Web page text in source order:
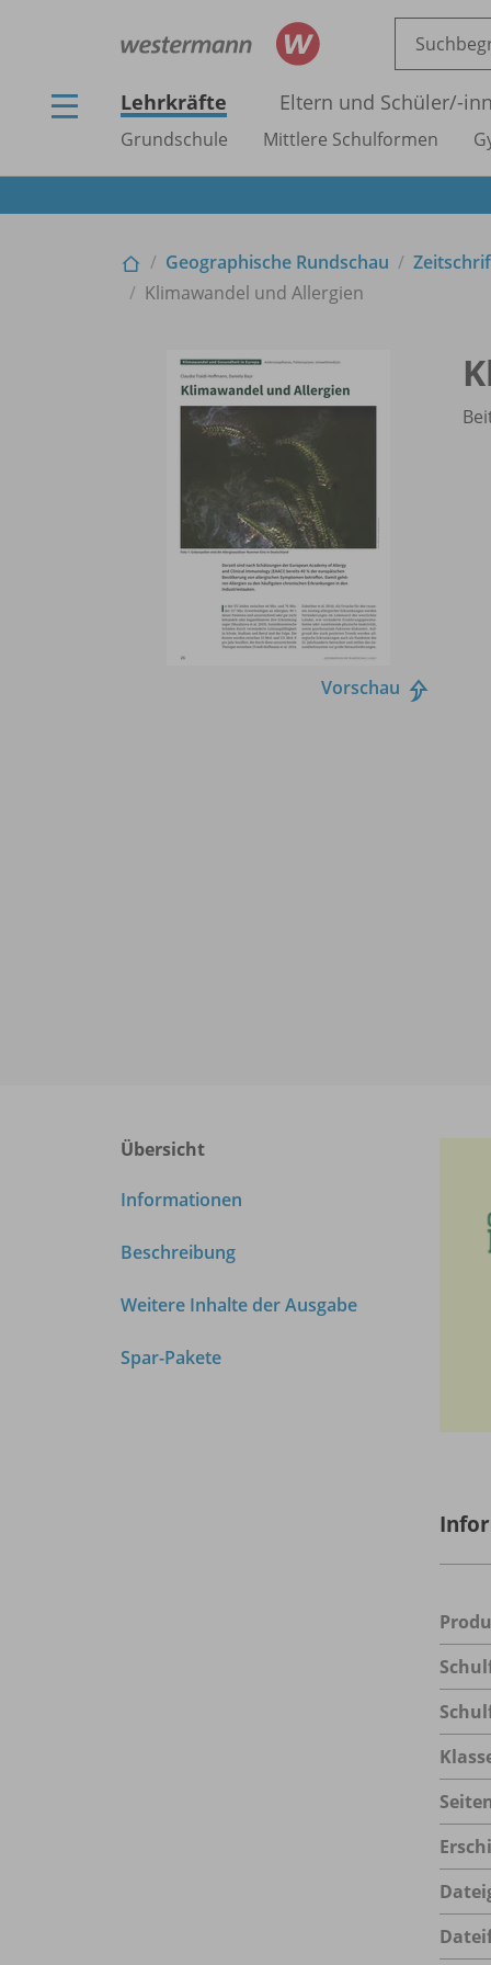
Lehrkräfte Eltern und Schüler/-
Grundschule Mittlere Schulformen
Geographische Rundschau
Klimawandel und Allergien
Vorschau
Übersicht
Informationen
Beschreibung
Weitere Inhalte der Ausgabe
Spar-Pakete